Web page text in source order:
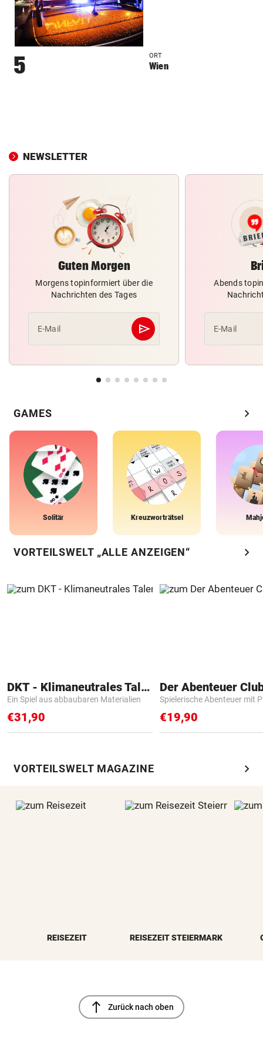
5 ORT
Wien
NEWSLETTER
Guten Morgen
Morgens topinformiert über die
Nachrichten des Tages
E-Mail send
Abschicken
Abends
E-Mail
GAMES chevron_right
Solitär Kreuzworträtsel
VORTEILSWELT „ALLE ANZEIGEN“ chevron_right
DKT - Klimaneutrales Talent
Ein Spiel aus abbaubaren Materialien
€31,90
Der Abenteuer
Spielerische Abenteuer mit
€19,90
VORTEILSWELT MAGAZINE chevron_right
REISEZEIT REISEZEIT STEIERMARK
north Zurück nach oben